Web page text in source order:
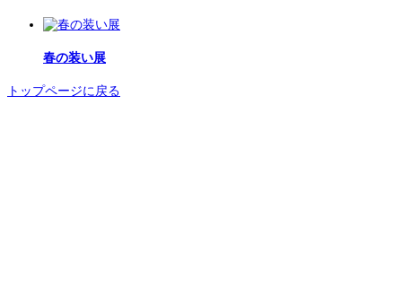
春の装い展
トップページに戻る